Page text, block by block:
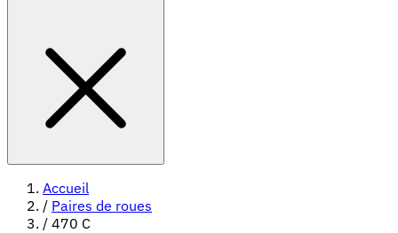
Accueil
/ Paires de roues
/ 470 C